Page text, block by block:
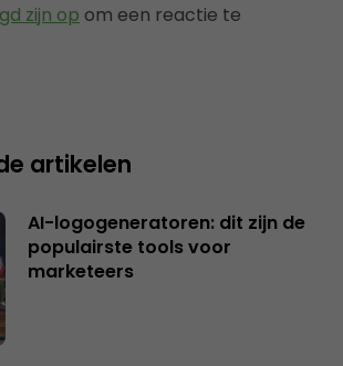
zijn op om een reactie te
artikelen
AI-logogeneratoren: dit zijn de
populairste tools voor
marketeers